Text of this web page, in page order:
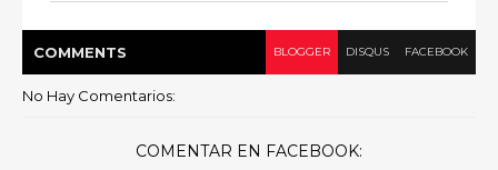
COMMENTS BLOGGER DISQUS FACEBOOK
No Hay Comentarios:
COMENTAR EN FACEBOOK: